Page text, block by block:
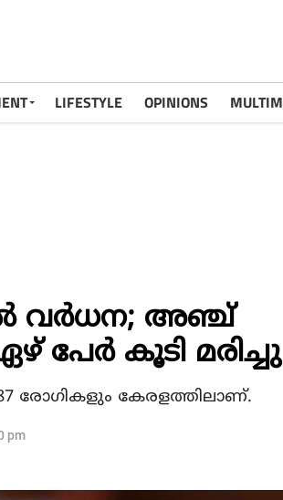
LIFESTYLE OPINIONS
വര്‍ധന; അഞ്ച്
പേര്‍ കൂടി മരിച്ചു
രോഗികളും കേരളത്തിലാണ്.
pm